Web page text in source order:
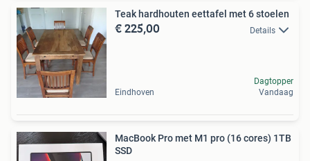
Teak hardhouten eettafel met 6 stoelen
€ 225,00 Details
Eindhoven
Dagtopper
Vandaag
MacBook Pro met M1 pro (16 cores) 1TB
SSD